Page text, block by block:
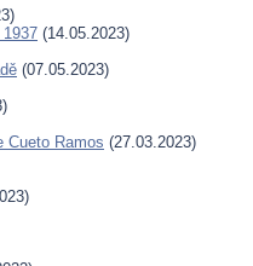
(14.05.2023)
(07.05.2023)
Cueto Ramos (27.03.2023)